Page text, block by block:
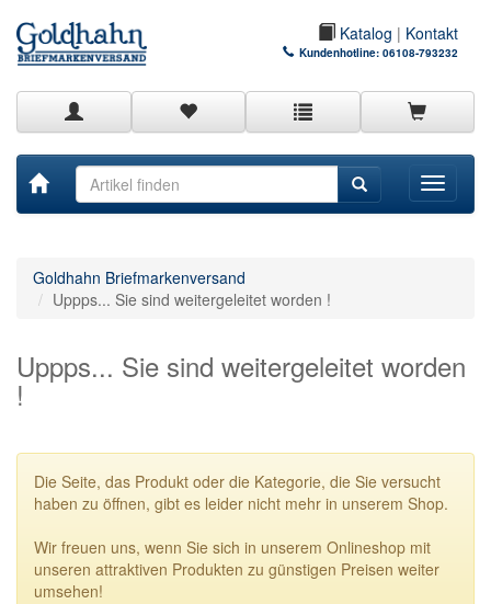
Katalog | Kontakt
Kundenhotline: 06108-793232
Toggle
Goldhahn Briefmarkenversand
Uppps... Sie sind weitergeleitet worden !
Uppps... Sie sind weitergeleitet worden
!
Die Seite, das Produkt oder die Kategorie, die Sie versucht
haben zu öffnen, gibt es leider nicht mehr in unserem Shop.
Wir freuen uns, wenn Sie sich in unserem Onlineshop mit
unseren attraktiven Produkten zu günstigen Preisen weiter
umsehen!